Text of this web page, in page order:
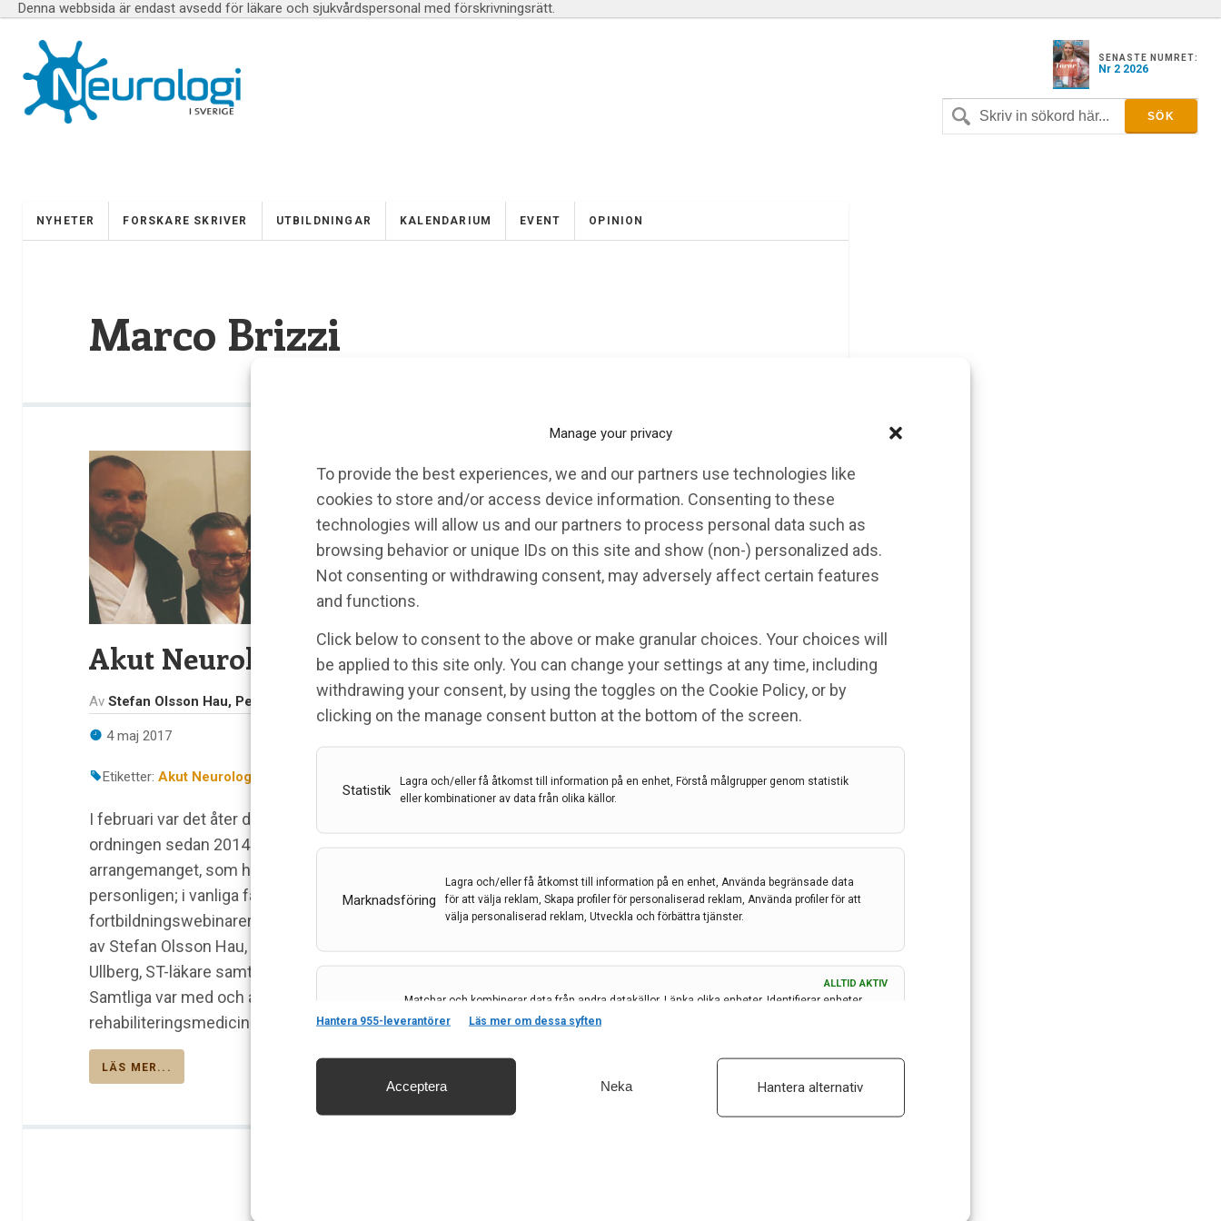
Manage your privacy
To provide the best experiences, we and our partners use technologies like
cookies to store and/or access device information. Consenting to these
technologies will allow us and our partners to process personal data such as
browsing behavior or unique IDs on this site and show (non-) personalized ads.
Not consenting or withdrawing consent, may adversely affect certain features
and functions.
Click below to consent to the above or make granular choices. Your choices will
be applied to this site only. You can change your settings at any time, including
withdrawing your consent, by using the toggles on the Cookie Policy, or by
clicking on the manage consent button at the bottom of the screen.
Statistik
Lagra och/eller få åtkomst till information på en enhet, Förstå målgrupper genom statistik
eller kombinationer av data från olika källor.
Marknadsföring
Lagra och/eller få åtkomst till information på en enhet, Använda begränsade data
för att välja reklam, Skapa profiler för personaliserad reklam, Använda profiler för att
välja personaliserad reklam, Utveckla och förbättra tjänster.
ALLTID AKTIV
Matchar och kombinerar data från andra datakällor, Länka olika enheter, Identifierar enheter
baserat på information som överförs automatiskt.
och innehåll, Spara och meddela dina integritetsval.
ALLTID AKTIV
Hantera 955-leverantörer Läs mer om dessa syften
Acceptera Neka Hantera alternativ
Denna webbsida är endast avsedd för läkare och sjukvårdspersonal med förskrivningsrätt.
SENASTE NUMRET:
Nr 2 2026
NYHETER FORSKARE SKRIVER UTBILDNINGAR KALENDARIUM EVENT OPINION
Marco Brizzi
Akut Neurologi i Sverige – In Real Life 4
Av Stefan Olsson Hau, Petrea Frid, Marco Brizzi
4 maj 2017
Etiketter: Akut Neurologi Kongressreferat ,Marco Brizzi ,Petrea Frid,Stefan Olsson Hau
I februari var det åter dags för årsmöte i föreningen Akut Neurologi i Sverige (ANS), det fjärde i
ordningen sedan 2014. I år var det Skånes universitetssjukhus Malmö som stod värd för
arrangemanget, som har kommit att kallas ANS In Real Life. ”In real life” anspelar på att vi träffas
personligen; i vanliga fall ses vi varje onsdag på internet under föreningens
fortbildningswebinarer (se www.akutneurologi.org för att delta). Här kommer en mötes rapport
av Stefan Olsson Hau, kassör i ANS och ST-läkare i neurologi, Petrea Frid, specialistläkare, Teresa
Ullberg, ST-läkare samt Marco Brizzi, överläkare, styrelseledamot och tidigare ordförande i ANS.
Samtliga var med och arrangerade årets möte och arbetar på VO Neurologi och
rehabiliteringsmedicin vid Skånes universitetssjukhus Malmö.
LÄS MER...